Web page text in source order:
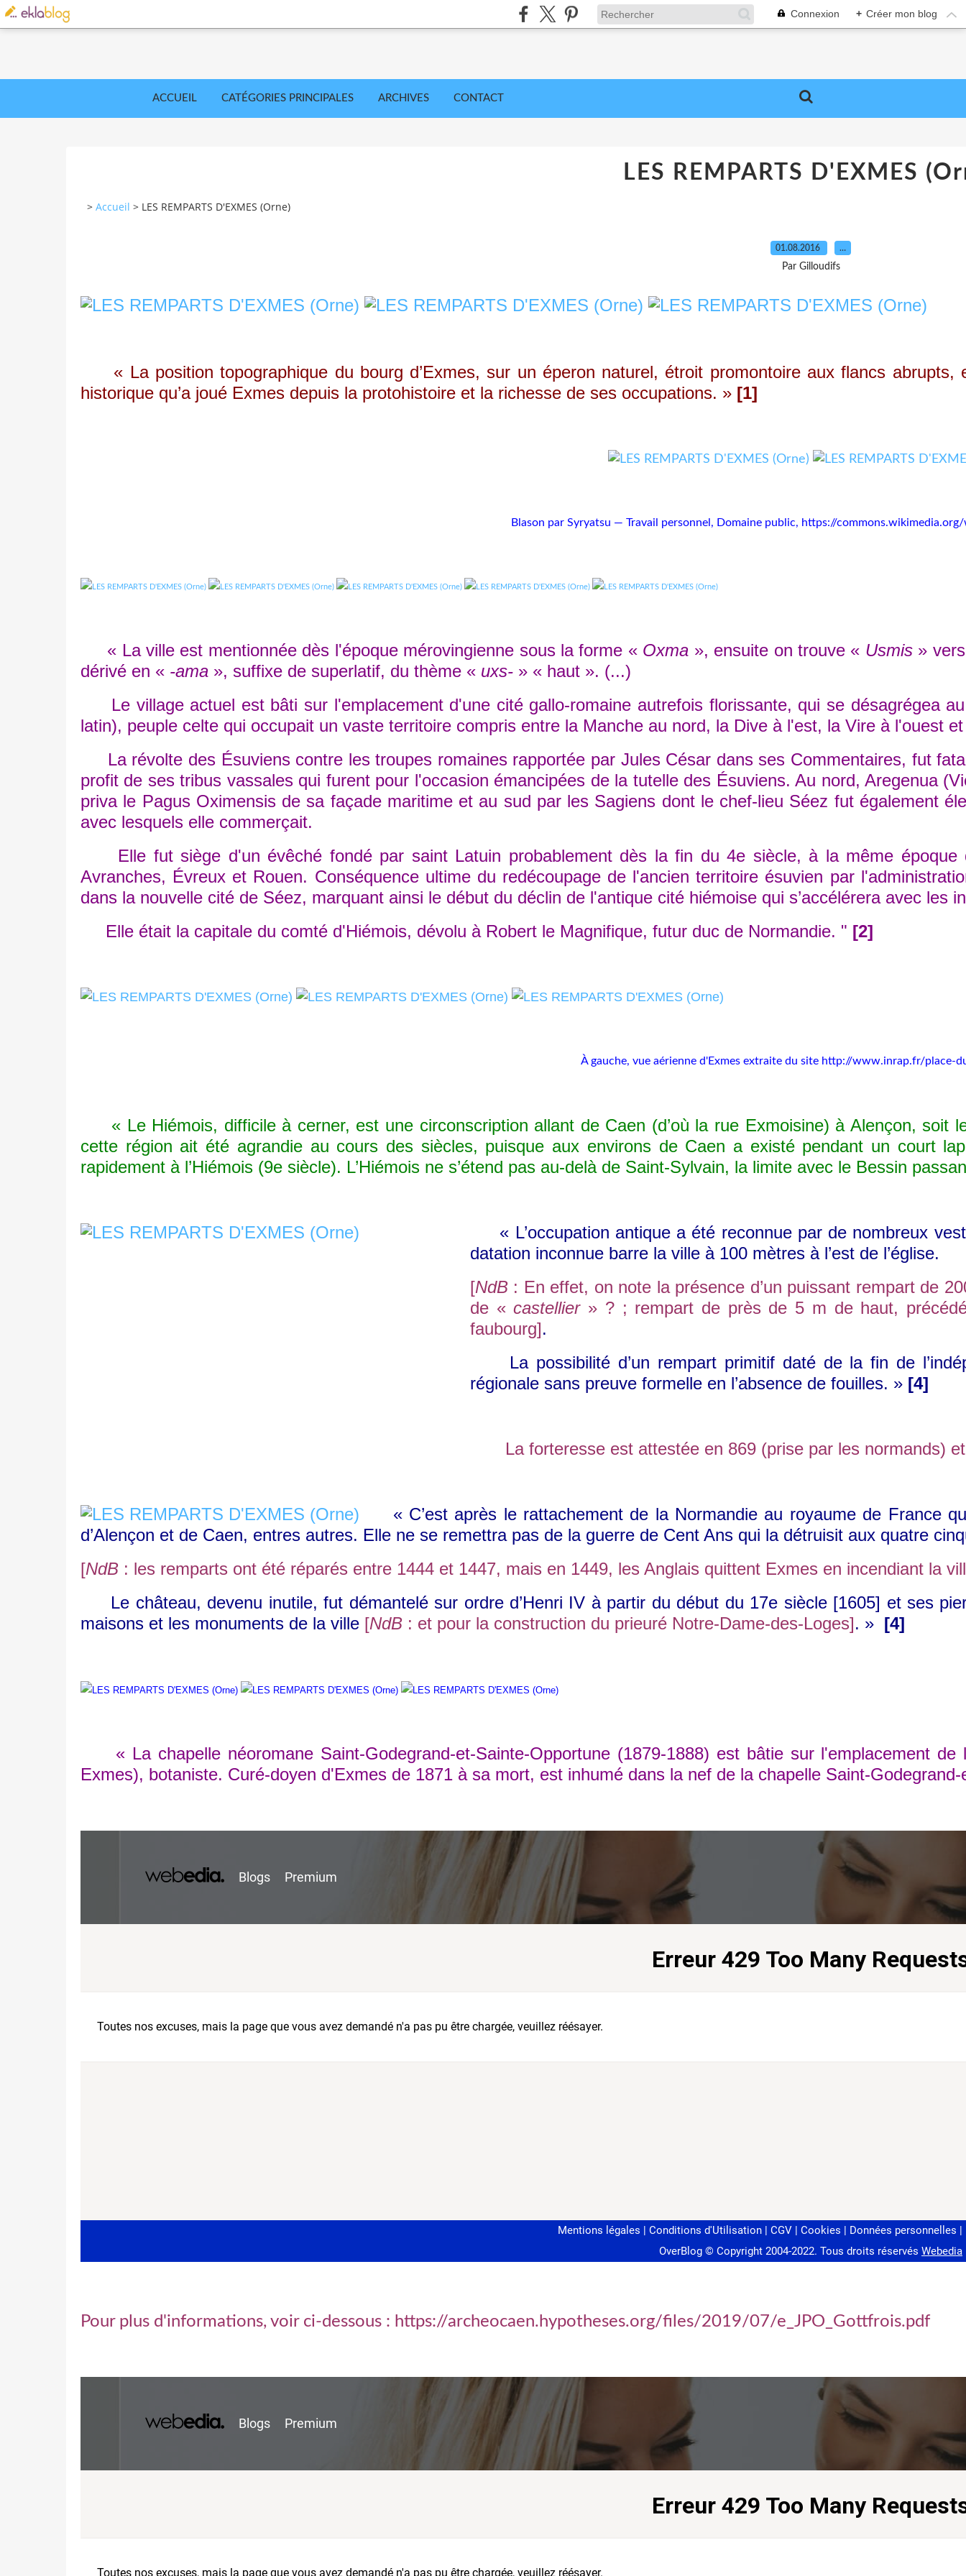
Connexion + Créer mon blog
ACCUEIL CATÉGORIES PRINCIPALES ARCHIVES CONTACT
LES REMPARTS D'EXMES
> Accueil > LES REMPARTS D'EXMES (Orne)
01.08.2016 …
Par Gilloudifs
« La position topographique du bourg d’Exmes, sur un éperon naturel, étroit promontoire aux flancs
historique qu’a joué Exmes depuis la protohistoire et la richesse de ses occupations. » [1]
Blason par Syryatsu — Travail personnel, Domaine public, https://
« La ville est mentionnée dès l'époque mérovingienne sous la forme « Oxma », ensuite on trouve « Usmis» vers
dérivé en « -ama », suffixe de superlatif, du thème « uxs- » « haut ». (...)
Le village actuel est bâti sur l'emplacement d'une cité gallo-romaine autrefois florissante, qui se désagrégea
latin), peuple celte qui occupait un vaste territoire compris entre la Manche au nord, la Dive à l'est, la Vire à l'ouest
La révolte des Ésuviens contre les troupes romaines rapportée par Jules César dans ses Commentaires, fut
profit de ses tribus vassales qui furent pour l'occasion émancipées de la tutelle des Ésuviens. Au nord, Aregenua
priva le Pagus Oximensis de sa façade maritime et au sud par les Sagiens dont le chef-lieu Séez fut également
avec lesquels elle commerçait.
Elle fut siège d'un évêché fondé par saint Latuin probablement dès la fin du 4e siècle, à la même époque
Avranches, Évreux et Rouen. Conséquence ultime du redécoupage de l'ancien territoire ésuvien par
dans la nouvelle cité de Séez, marquant ainsi le début du déclin de l'antique cité hiémoise qui s’accélérera avec les
Elle était la capitale du comté d'Hiémois, dévolu à Robert le Magnifique, futur duc de Normandie. " [2]
À gauche, vue aérienne d'Exmes extraite du site http://www.inrap.fr/place-
« Le Hiémois, difficile à cerner, est une circonscription allant de Caen (d’où la rue Exmoisine) à Alençon, soit
cette région ait été agrandie au cours des siècles, puisque aux environs de Caen a existé pendant un court
rapidement à l’Hiémois (9e siècle). L’Hiémois ne s’étend pas au-delà de Saint-Sylvain, la limite avec le Bessin
« L’occupation antique a été reconnue par de nombreux
datation inconnue barre la ville à 100 mètres à l’est de l’église.
[NdB : En effet, on note la présence d’un puissant rempart de
de «castellier» ? ; rempart de près de 5 m de haut,
faubourg].
La possibilité d’un rempart primitif daté de la fin de
régionale sans preuve formelle en l’absence de fouilles. » [4]
La forteresse est attestée en 869 (prise par les normands) et
« C’est après le rattachement de la Normandie au royaume de France
d’Alençon et de Caen, entres autres. Elle ne se remettra pas de la guerre de Cent Ans qui la détruisit aux quatre
[NdB : les remparts ont été réparés entre 1444 et 1447, mais en 1449, les Anglais quittent Exmes en incendiant la
Le château, devenu inutile, fut démantelé sur ordre d’Henri IV à partir du début du 17e siècle [1605] et ses
maisons et les monuments de la ville [NdB : et pour la construction du prieuré Notre-Dame-des-Loges]. » [4]
« La chapelle néoromane Saint-Godegrand-et-Sainte-Opportune (1879-1888) est bâtie sur l'emplacement
Exmes), botaniste. Curé-doyen d'Exmes de 1871 à sa mort, est inhumé dans la nef de la chapelle Saint-
Pour plus d'informations, voir ci-dessous : https://archeocaen.hypotheses.org/files/2019/07/e_JPO_Gottfrois.pdf